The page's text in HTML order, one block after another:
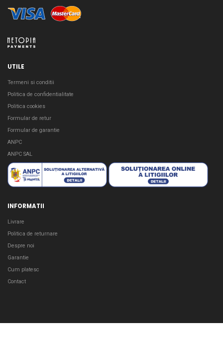
UTILE
Termeni si conditii
Politica de confidentialitate
Politica cookies
Formular de retur
Formular de garantie
ANPC
ANPC SAL
INFORMATII
Livrare
Politica de returnare
Despre noi
Garantie
Cum platesc
Contact